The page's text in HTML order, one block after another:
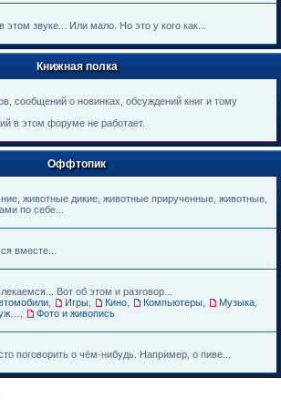
этом звуке... Или мало. Но это у кого как...
Книжная полка
сообщений о новинках, обсуждений книг и тому
в этом форуме не работает.
Оффтопик
животные дикие, животные прирученные, животные,
по себе...
вместе...
Вот об этом и разговор...
Игры Кино Компьютеры Музыка
Фото и живопись
поговорить о чём-нибудь. Например, о пиве...